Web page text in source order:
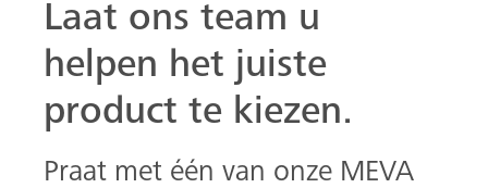
Laat ons team u
helpen het juiste
product te kiezen.
Praat met één van onze MEVA